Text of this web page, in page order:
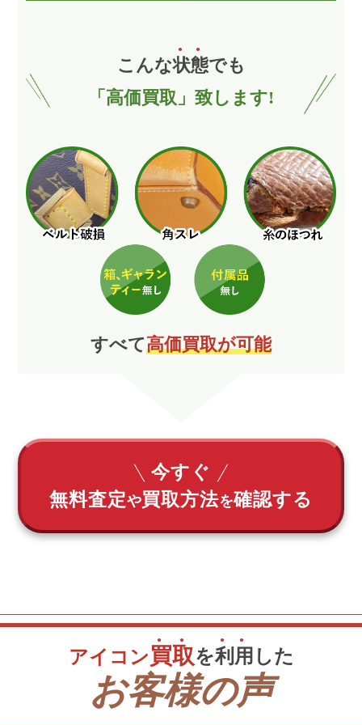
こんな状態でも
「高価買取」致します!
すべて高価買取が可能
今すぐ
無料査定や買取方法を確認する
アイコン買取を利 用 した
お客様の声